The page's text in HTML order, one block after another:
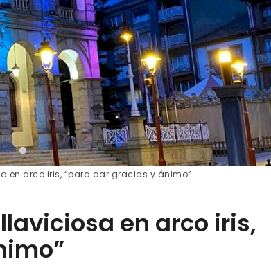
en arco iris, “para dar gracias y ánimo”
en arco iris,